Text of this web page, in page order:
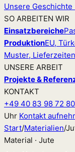
Unsere
SO ARBEITEN WIR
Einsatzbereiche
ProduktionEU,
Muster, Lieferzeiten
UNSERE ARBEIT
Projekte &
KONTAKT
+49 40 83 98 72 80
Uhr Kontakt
Start/Materialien/
Material · Jute